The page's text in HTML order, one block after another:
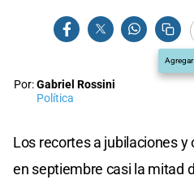
Por:Gabriel Rossini
Política
Los recortes a jubilaciones y
en septiembre casi la mitad